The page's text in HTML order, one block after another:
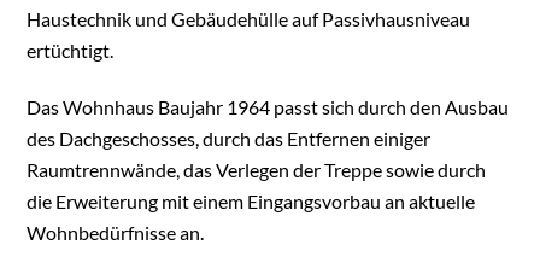
Haustechnik und Gebäudehülle auf Passivhausniveau
ertüchtigt.
Das Wohnhaus Baujahr 1964 passt sich durch den Ausbau
des Dachgeschosses, durch das Entfernen einiger
Raumtrennwände, das Verlegen der Treppe sowie durch
die Erweiterung mit einem Eingangsvorbau an aktuelle
Wohnbedürfnisse an.